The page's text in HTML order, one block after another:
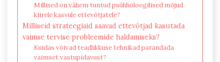
Millised on vähem tuntud psühholoogilised mõjud
kiirele kasvule ettevõtjatele?
Milliseid strateegiaid saavad ettevõtjad kasutada
vaimse tervise probleemide haldamiseks?
Kuidas võivad teadlikkuse tehnikad parandada
vaimset vastupidavust?